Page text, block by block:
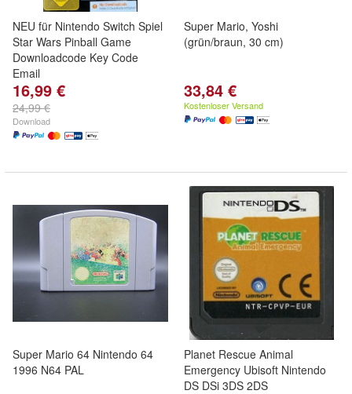
NEU für Nintendo Switch Spiel
Star Wars Pinball Game
Downloadcode Key Code
Email
16,99 €
24,99 €
Download
Super Mario, Yoshi
(grün/braun, 30 cm)
33,84 €
Kostenloser Versand
Super Mario 64 Nintendo 64
1996 N64 PAL
Planet Rescue Animal
Emergency Ubisoft Nintendo
DS DSi 3DS 2DS